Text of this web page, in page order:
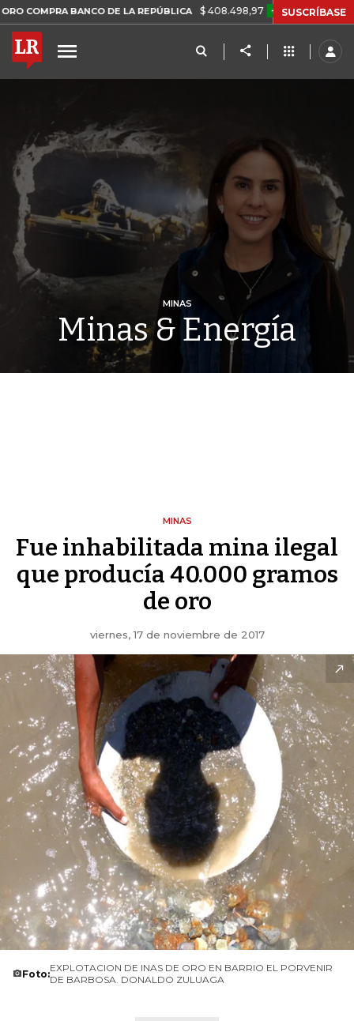
BANCO DE LA REPÚBLICA $ 408.498,97 +$ 8.753,81 +2,19%
SUSCRÍBASE
MINAS
Minas & Energía
MINAS
Fue inhabilitada mina ilegal
que producía 40.000 gramos
de oro
viernes, 17 de noviembre de 2017
Foto:EXPLOTACION DE INAS DE ORO EN BARRIO EL PORVENIR
DE BARBOSA. DONALDO ZULUAGA